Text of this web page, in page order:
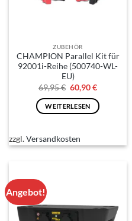
ZUBEHÖR
CHAMPION Parallel Kit für
92001i-Reihe (500740-WL-
EU)
69,95€ Ursprünglicher
Preis
war:
69,95 €
60,90€Aktueller
ist:
60,90 €.
WEITERLESEN
zzgl.Versandkosten
Angebot!